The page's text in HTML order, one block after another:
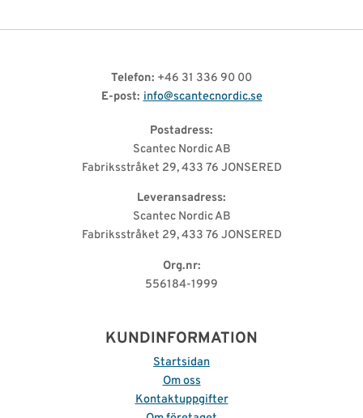
Telefon: +46 31 336 90 00
E-post:info@scantecnordic.se
Postadress:
Scantec Nordic AB
Fabriksstråket 29, 433 76 JONSERED
Leveransadress:
Scantec Nordic AB
Fabriksstråket 29, 433 76 JONSERED
Org.nr:
556184-1999
KUNDINFORMATION
Startsidan
Om oss
Kontaktuppgifter